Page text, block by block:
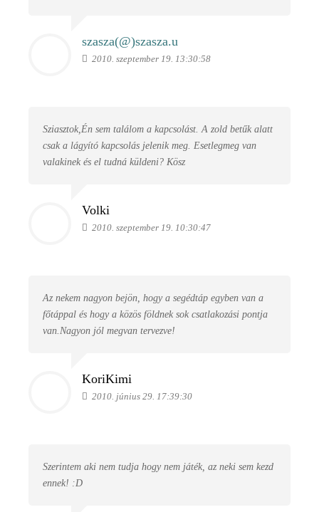
szasza(@)szasza.u
2010. szeptember 19. 13:30:58
Sziasztok,Én sem találom a kapcsolást. A zold betűk alatt
csak a lágyító kapcsolás jelenik meg. Esetlegmeg van
valakinek és el tudná küldeni? Kösz
Volki
2010. szeptember 19. 10:30:47
Az nekem nagyon bejön, hogy a segédtáp egyben van a
főtáppal és hogy a közös földnek sok csatlakozási pontja
van.Nagyon jól megvan tervezve!
KoriKimi
2010. június 29. 17:39:30
Szerintem aki nem tudja hogy nem játék, az neki sem kezd
ennek! :D